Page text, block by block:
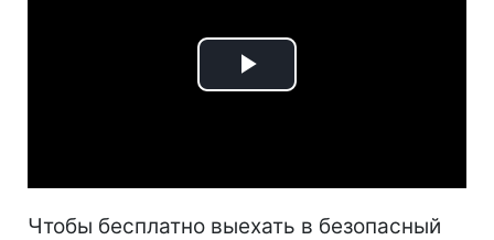
Play
Чтобы бесплатно выехать в безопасный